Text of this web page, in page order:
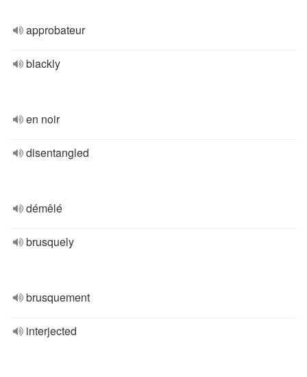
approbateur
blackly
en noir
disentangled
démêlé
brusquely
brusquement
interjected